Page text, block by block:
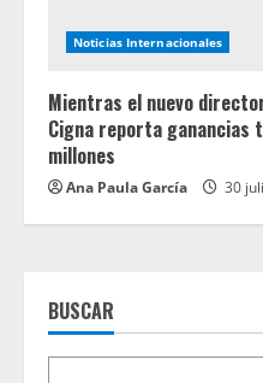
Noticias Internacionales
Mientras el nuevo
Cigna reporta ganancias
millones
Ana Paula García 30
BUSCAR